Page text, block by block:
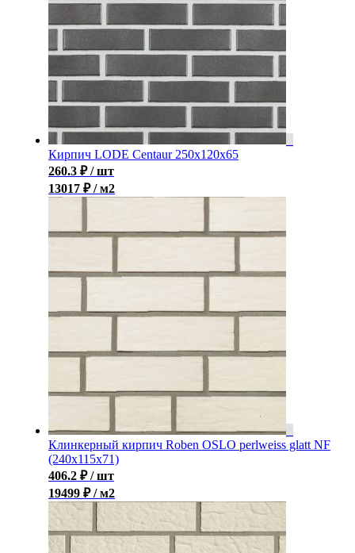
Кирпич LODE Centaur 250x120x65
260.3 ₽ / шт
13017 ₽ / м2
Клинкерный кирпич Roben OSLO perlweiss glatt NF
(240x115x71)
406.2 ₽ / шт
19499 ₽ / м2